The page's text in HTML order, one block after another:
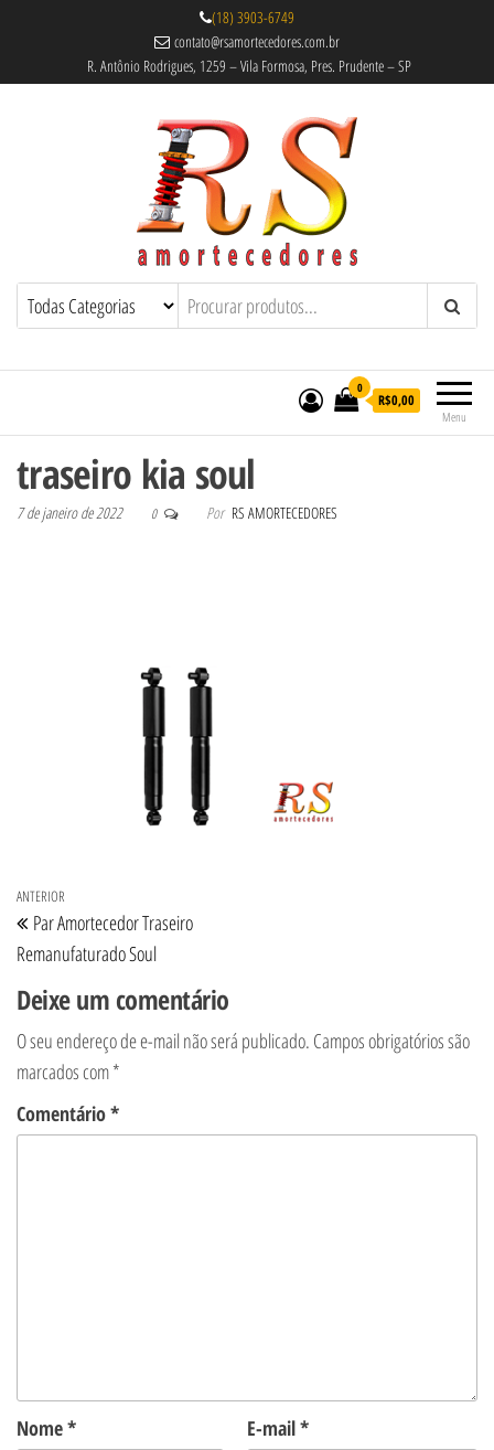
(18) 3903-6749
contato@rsamortecedores.com.br
R. Antônio Rodrigues, 1259 – Vila Formosa, Pres. Prudente – SP
Rs Amortecedores Recondicionados –
Suspensão e Molas
Amortecedores Recondicionados de
qualidade reconhecida.
Menu
0
R$0,00
traseiro kia soul
7 de janeiro de 2022 0 Por RS AMORTECEDORES
Navegação de Post
Post anterior
ANTERIOR
Par Amortecedor Traseiro
Remanufaturado Soul
Deixe um comentário
O seu endereço de e-mail não será publicado. Campos obrigatórios são
marcados com*
Comentário*
Nome* E-mail*